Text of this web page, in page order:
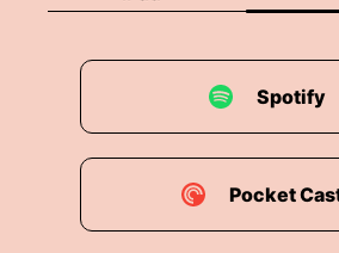
Spotify
Pocket